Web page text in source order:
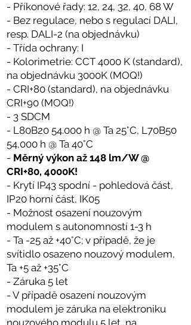
- Příkonové řady: 12, 24, 32, 40, 68 W
- Bez regulace, nebo s regulací DALI,
resp. DALI-2 (na objednávku)
- Třída ochrany: I
- Kolorimetrie: CCT 4000 K (standard),
na objednávku 3000K (MOQ!)
- CRI+80 (standard), na objednávku
CRI+90 (MOQ!)
- 3 SDCM
- L80B20 54.000 h @ Ta 25°C, L70B50
54,000 h @ Ta 40°C
- Měrný výkon až 148 lm/W @
CRI+80, 4000K!
- Krytí IP43 spodní - pohledová část,
IP20 horní část, IK05
- Možnost osazení nouzovým
modulem s autonomností 1-3 h
- Ta -25 až +40°C; v případě, že je
svítidlo osazeno nouzový modulem,
Ta +5 až +35°C
- Záruka 5 let
- V případě osazení nouzovým
modulem je záruka na elektroniku
nouzového modulu 5 let, na